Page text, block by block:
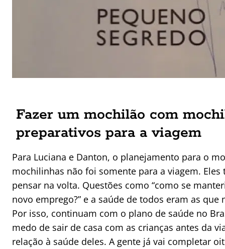
Fazer um mochilão com
preparativos para a viagem
Para Luciana e Danton, o planejamento para o
mochilinhas não foi somente para a viagem.
pensar na volta. Questões como “como se
novo emprego?” e a saúde de todos eram as que
Por isso, continuam com o plano de saúde no
medo de sair de casa com as crianças antes da
relação à saúde deles. A gente já vai completar